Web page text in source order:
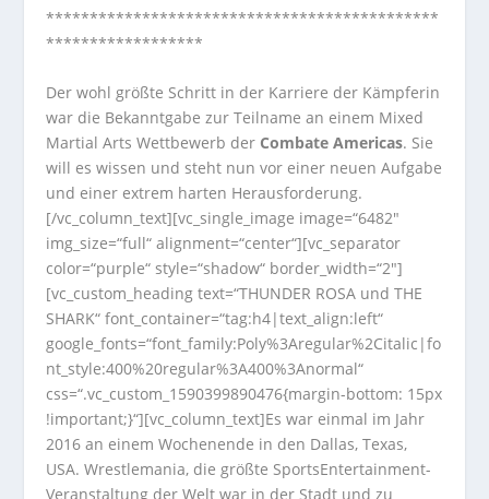
*********************************************
******************
Der wohl größte Schritt in der Karriere der Kämpferin
war die Bekanntgabe zur Teilname an einem Mixed
Martial Arts Wettbewerb der Combate Americas. Sie
will es wissen und steht nun vor einer neuen Aufgabe
und einer extrem harten Herausforderung.
[/vc_column_text][vc_single_image image=“6482″
img_size=“full“ alignment=“center“][vc_separator
color=“purple“ style=“shadow“ border_width=“2″]
[vc_custom_heading text=“THUNDER ROSA und THE
SHARK“ font_container=“tag:h4|text_align:left“
google_fonts=“font_family:Poly%3Aregular%2Citalic|fo
nt_style:400%20regular%3A400%3Anormal“
css=“.vc_custom_1590399890476{margin-bottom: 15px
!important;}“][vc_column_text]Es war einmal im Jahr
2016 an einem Wochenende in den Dallas, Texas,
USA. Wrestlemania, die größte SportsEntertainment-
Veranstaltung der Welt war in der Stadt und zu